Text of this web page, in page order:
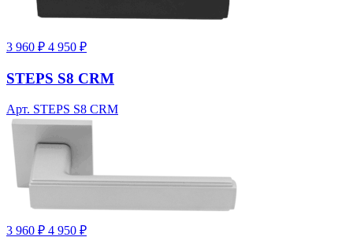
3 960 ₽ 4 950 ₽
STEPS S8 CRM
Арт. STEPS S8 CRM
3 960 ₽ 4 950 ₽